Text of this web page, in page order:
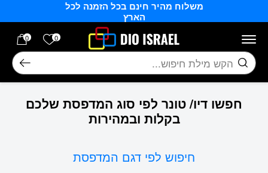
משלוח מהיר חינם בכל הזמנה לכל
הארץ
0 הרשימה
0
חיפוש
חפשו דיו/ טונר לפי סוג המדפסת שלכם
בקלות ובמהירות
חיפוש לפי דגם המדפסת